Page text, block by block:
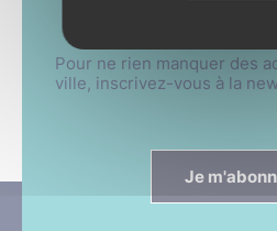
Pour ne rien manquer des
ville, inscrivez-vous à la
Je